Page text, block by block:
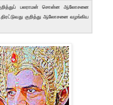
பலராமன் சொன்ன ஆலோசனை
குறித்து ஆலோசனை வழங்கிய